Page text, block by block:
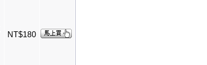
NT$180